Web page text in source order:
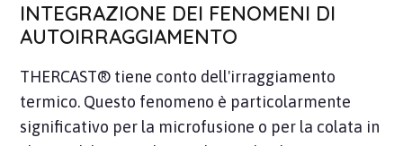
INTEGRAZIONE DEI FENOMENI DI
AUTOIRRAGGIAMENTO
THERCAST® tiene conto dell'irraggiamento
termico. Questo fenomeno è particolarmente
significativo per la microfusione o per la colata in